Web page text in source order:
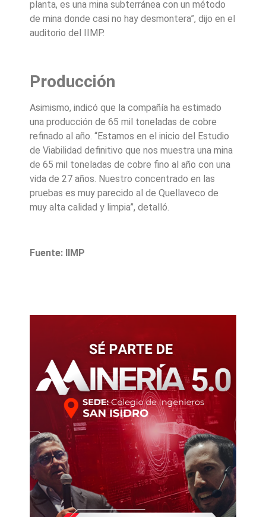
planta, es una mina subterránea con un método
de mina donde casi no hay desmontera”, dijo en el
auditorio del IIMP.
Producción
Asimismo, indicó que la compañía ha estimado
una producción de 65 mil toneladas de cobre
refinado al año. “Estamos en el inicio del Estudio
de Viabilidad definitivo que nos muestra una mina
de 65 mil toneladas de cobre fino al año con una
vida de 27 años. Nuestro concentrado en las
pruebas es muy parecido al de Quellaveco de
muy alta calidad y limpia”, detalló.
Fuente: IIMP